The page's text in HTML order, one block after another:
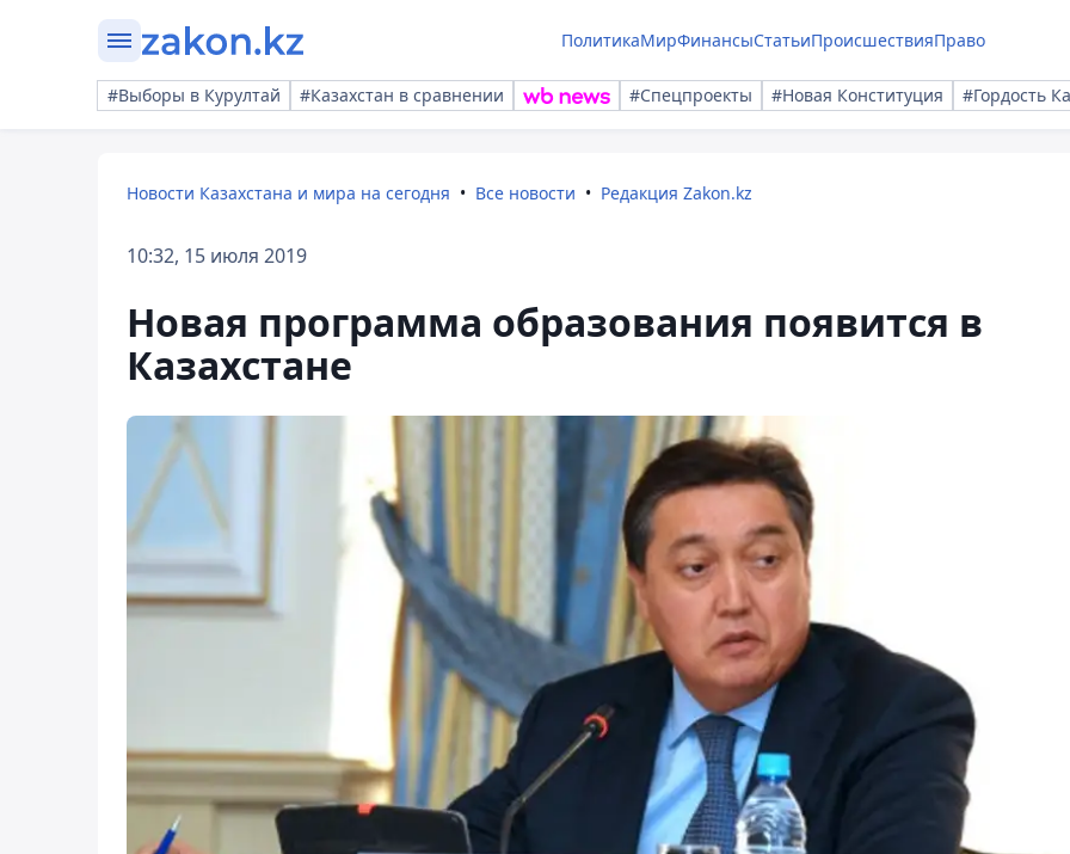
ПолитикаМирФинансыСтатьиПроисшествияПраво
#Выборы в Курултай #Казахстан в сравнении #Спецпроекты #Новая Конституция #Гордость
Новости Казахстана и мира на сегодня Все новости Редакция Zakon.kz
10:32, 15 июля 2019
Новая программа образования появится в
Казахстане